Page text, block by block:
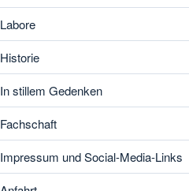
Labore
Historie
In stillem Gedenken
Fachschaft
Impressum und Social-Media-Links